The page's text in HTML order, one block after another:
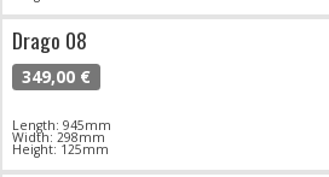
Drago 08
349,00 €
Length: 945mm
Width: 298mm
Height: 125mm